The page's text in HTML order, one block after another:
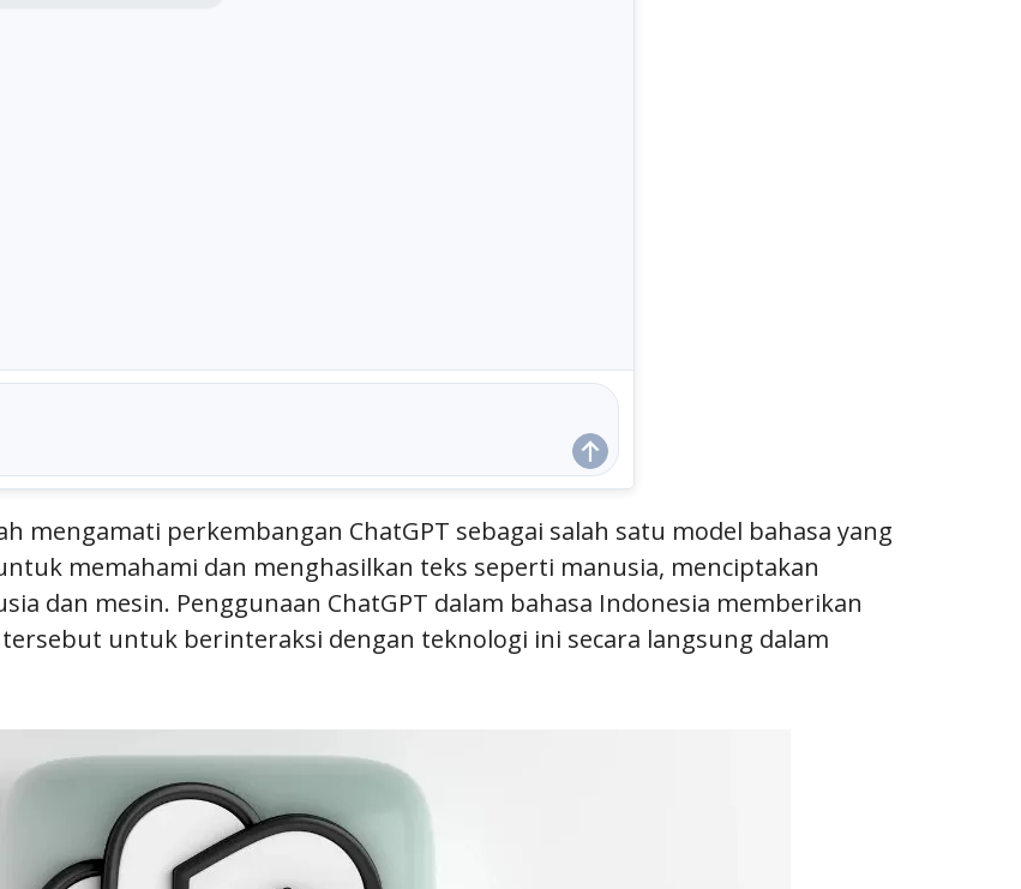
mengamati perkembangan ChatGPT sebagai salah satu model bahasa yang
memahami dan menghasilkan teks seperti manusia, menciptakan
dan mesin. Penggunaan ChatGPT dalam bahasa Indonesia memberikan
untuk berinteraksi dengan teknologi ini secara langsung dalam